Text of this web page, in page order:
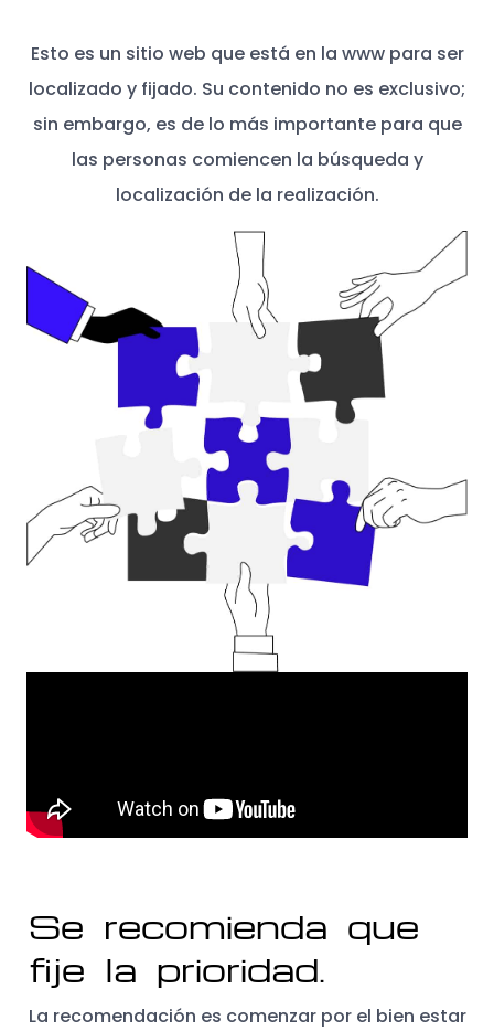
Esto es un sitio web que está en la www para ser
localizado y fijado. Su contenido no es exclusivo;
sin embargo, es de lo más importante para que
las personas comiencen la búsqueda y
localización de la realización.
Se recomienda que
fije la prioridad.
La recomendación es comenzar por el bien estar